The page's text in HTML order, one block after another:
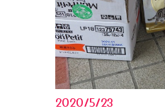
2020/5/23